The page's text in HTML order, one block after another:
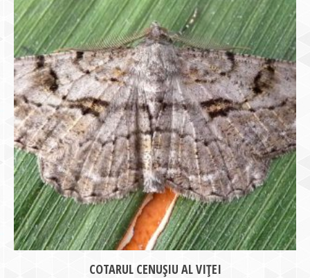
COTARUL CENUŞIU AL VIŢEI